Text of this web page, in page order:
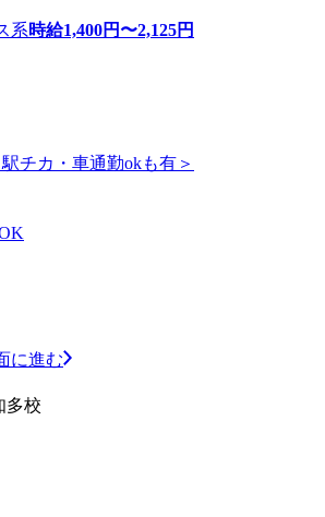
系時給1,400円〜2,125円
チカ・車通勤okも有＞
に進む
多校